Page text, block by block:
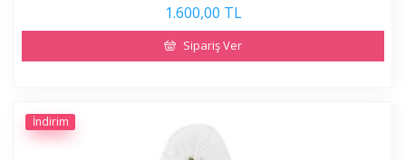
1.600,00 TL
Sipariş Ver
İndirim